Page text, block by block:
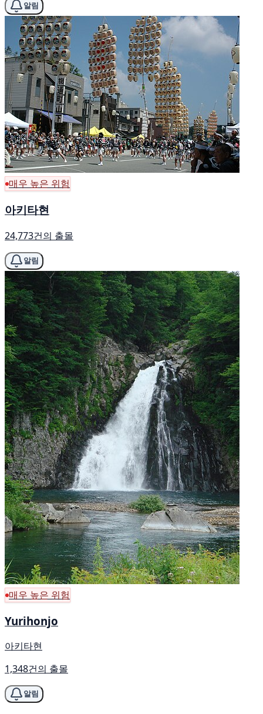
알림
매우 높은 위험
아키타현
24,773건의 출몰
알림
매우 높은 위험
Yurihonjo
아키타현
1,348건의 출몰
알림